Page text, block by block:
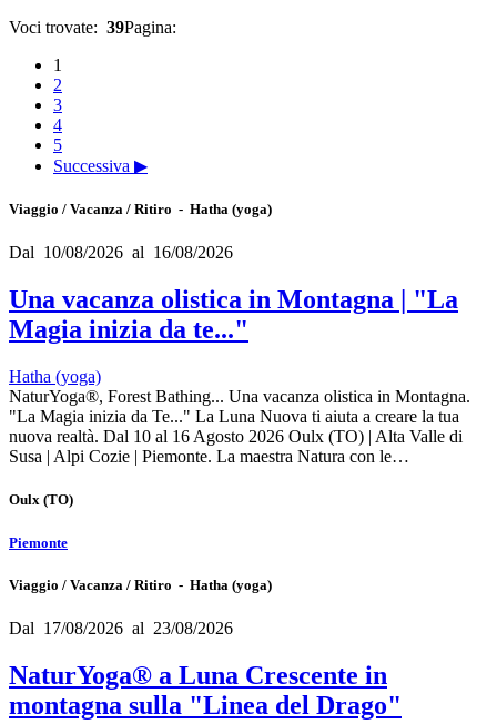
Voci trovate: 39Pagina:
1
2
3
4
5
Successiva ▶
Viaggio / Vacanza / Ritiro - Hatha (yoga)
Dal 10/08/2026 al 16/08/2026
Una vacanza olistica in Montagna | "La
Magia inizia da te..."
Hatha (yoga)
NaturYoga®, Forest Bathing... Una vacanza olistica in Montagna.
"La Magia inizia da Te..." La Luna Nuova ti aiuta a creare la tua
nuova realtà. Dal 10 al 16 Agosto 2026 Oulx (TO) | Alta Valle di
Susa | Alpi Cozie | Piemonte. La maestra Natura con le…
Oulx (TO)
Piemonte
Viaggio / Vacanza / Ritiro - Hatha (yoga)
Dal 17/08/2026 al 23/08/2026
NaturYoga® a Luna Crescente in
montagna sulla "Linea del Drago"